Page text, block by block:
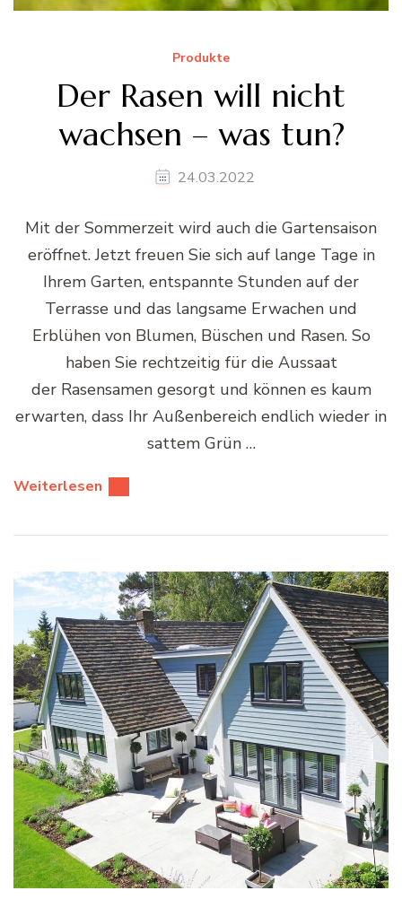
Produkte
Der Rasen will nicht
wachsen – was tun?
24.03.2022
Mit der Sommerzeit wird auch die Gartensaison
eröffnet. Jetzt freuen Sie sich auf lange Tage in
Ihrem Garten, entspannte Stunden auf der
Terrasse und das langsame Erwachen und
Erblühen von Blumen, Büschen und Rasen. So
haben Sie rechtzeitig für die Aussaat
der Rasensamen gesorgt und können es kaum
erwarten, dass Ihr Außenbereich endlich wieder in
sattem Grün …
Weiterlesen